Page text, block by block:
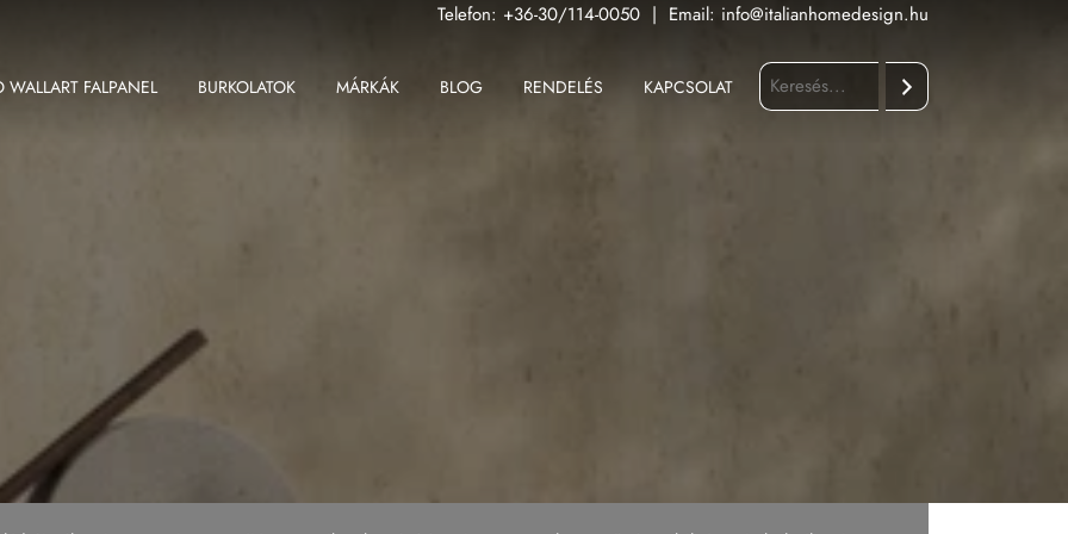
Telefon: +36-30/114-0050 | Email: info@italianhomedesign.hu
WALLART FALPANEL BURKOLATOK
Beltéri padlólap
MÁRKÁK
Atlas Plan
Ceramiche Keope
BLOG RENDELÉS KAPCSOLAT